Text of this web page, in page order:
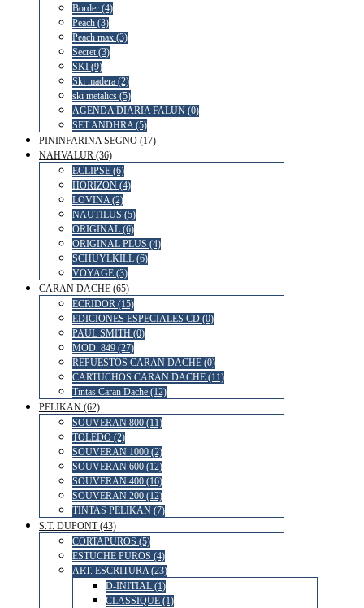
Border (4)
Peach (3)
Peach max (3)
Secret (3)
SKI (9)
Ski madera (2)
ski metalics (5)
AGENDA DIARIA FALUN (0)
SET ANDHRA (5)
PININFARINA SEGNO (17)
NAHVALUR (36)
ECLIPSE (6)
HORIZON (4)
LOVINA (2)
NAUTILUS (5)
ORIGINAL (6)
ORIGINAL PLUS (4)
SCHUYLKILL (6)
VOYAGE (3)
CARAN DACHE (65)
ECRIDOR (15)
EDICIONES ESPECIALES CD (0)
PAUL SMITH (0)
MOD. 849 (27)
REPUESTOS CARAN DACHE (0)
CARTUCHOS CARAN DACHE (11)
Tintas Caran Dache (12)
PELIKAN (62)
SOUVERAN 800 (11)
TOLEDO (2)
SOUVERAN 1000 (2)
SOUVERAN 600 (12)
SOUVERAN 400 (16)
SOUVERAN 200 (12)
TINTAS PELIKAN (7)
S.T. DUPONT (43)
CORTAPUROS (5)
ESTUCHE PUROS (4)
ART. ESCRITURA (23)
D-INITIAL (1)
CLASSIQUE (1)